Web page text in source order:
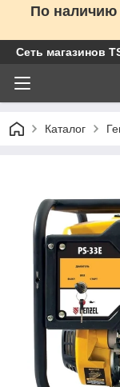
По наличию
Сеть магазинов
Каталог